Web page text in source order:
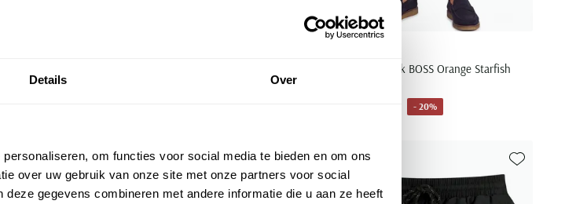
Details Over
om functies voor social media te bieden en om ons
over uw gebruik van onze site met onze partners voor social
gegevens combineren met andere informatie die u aan ze heeft
Blauwe zwembroek BOSS Orange Starfish
- 20%
Toevoegen aan favorieten Toevoegen aan favorieten